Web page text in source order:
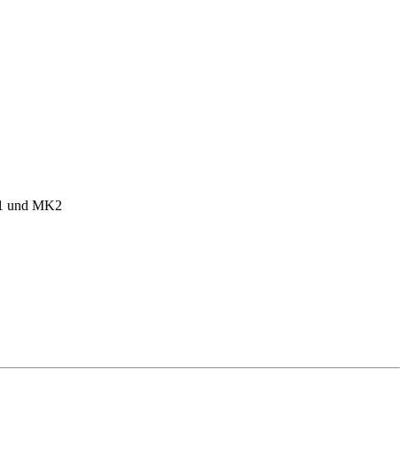
und MK2